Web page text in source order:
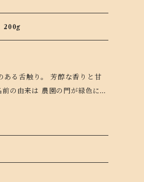
200g
、冷たい空気が谷底に溜まり
豊なものとなります。 この寒